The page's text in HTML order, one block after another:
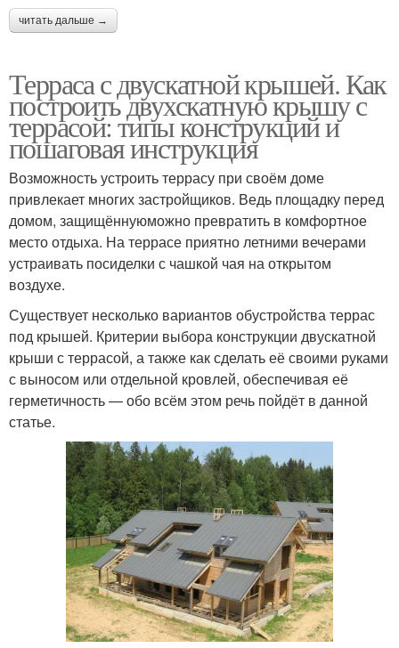
читать дальше →
Терраса с двускатной крышей. Как
построить двухскатную крышу с
террасой: типы конструкций и
пошаговая инструкция
Возможность устроить террасу при своём доме
привлекает многих застройщиков. Ведь площадку перед
домом, защищённуюможно превратить в комфортное
место отдыха. На террасе приятно летними вечерами
устраивать посиделки с чашкой чая на открытом
воздухе.
Существует несколько вариантов обустройства террас
под крышей. Критерии выбора конструкции двускатной
крыши с террасой, а также как сделать её своими руками
с выносом или отдельной кровлей, обеспечивая её
герметичность — обо всём этом речь пойдёт в данной
статье.